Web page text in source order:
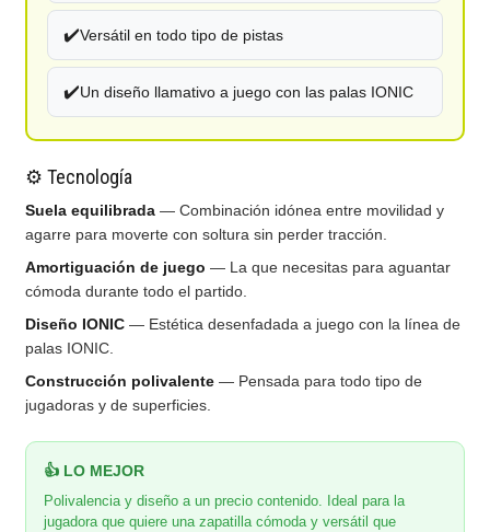
✔️Versátil en todo tipo de pistas
✔️Un diseño llamativo a juego con las palas IONIC
⚙️ Tecnología
Suela equilibrada — Combinación idónea entre movilidad y
agarre para moverte con soltura sin perder tracción.
Amortiguación de juego — La que necesitas para aguantar
cómoda durante todo el partido.
Diseño IONIC — Estética desenfadada a juego con la línea de
palas IONIC.
Construcción polivalente — Pensada para todo tipo de
jugadoras y de superficies.
👍 LO MEJOR
Polivalencia y diseño a un precio contenido. Ideal para la
jugadora que quiere una zapatilla cómoda y versátil que